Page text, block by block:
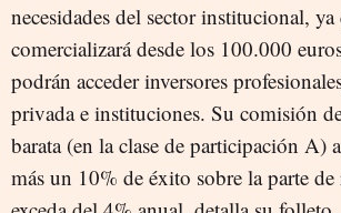
necesidades del sector institucional, ya
comercializará desde los 100.000
podrán acceder inversores
privada e instituciones. Su comisión
barata (en la clase de participación A)
más un 10% de éxito sobre la parte